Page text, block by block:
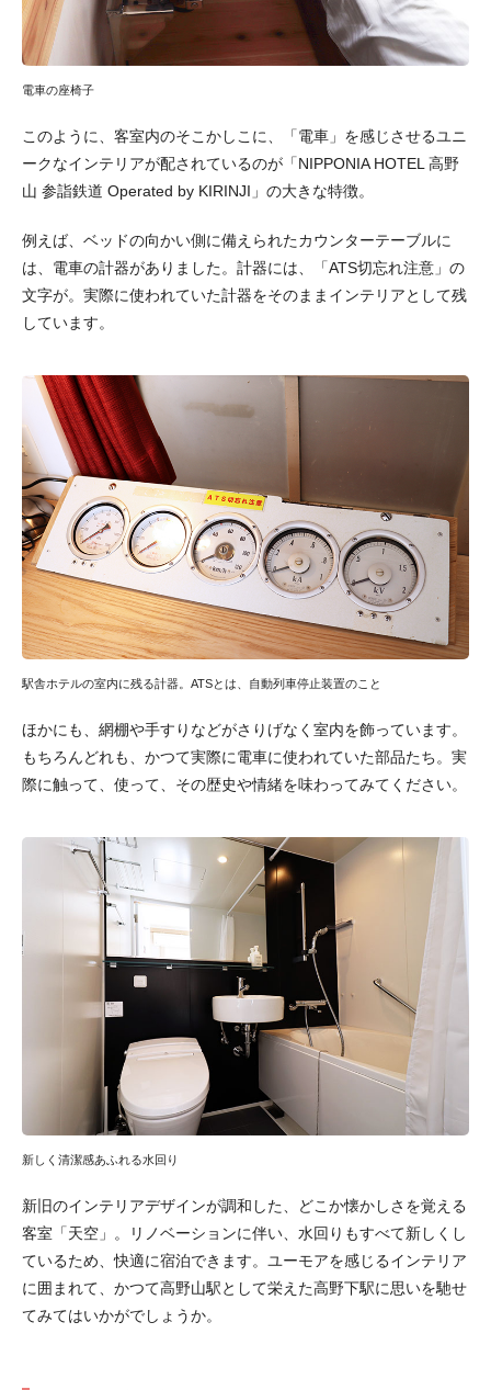
電車の座椅子
このように、客室内のそこかしこに、「電車」を感じさせるユニ
ークなインテリアが配されているのが「NIPPONIA HOTEL 高野
山 参詣鉄道 Operated by KIRINJI」の大きな特徴。
例えば、ベッドの向かい側に備えられたカウンターテーブルに
は、電車の計器がありました。計器には、「ATS切忘れ注意」の
文字が。実際に使われていた計器をそのままインテリアとして残
しています。
駅舎ホテルの室内に残る計器。ATSとは、自動列車停止装置のこと
ほかにも、網棚や手すりなどがさりげなく室内を飾っています。
もちろんどれも、かつて実際に電車に使われていた部品たち。実
際に触って、使って、その歴史や情緒を味わってみてください。
新しく清潔感あふれる水回り
新旧のインテリアデザインが調和した、どこか懐かしさを覚える
客室「天空」。リノベーションに伴い、水回りもすべて新しくし
ているため、快適に宿泊できます。ユーモアを感じるインテリア
に囲まれて、かつて高野山駅として栄えた高野下駅に思いを馳せ
てみてはいかがでしょうか。